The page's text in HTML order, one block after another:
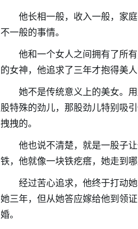
他长相一般，收入一般，家
不一般的事情。
他和一个女人之间拥有了所
的女神，他追求了三年才抱得美
她不是传统意义上的美女。
股特殊的劲儿，那股劲儿特别吸
拽拽的。
他也说不清楚，就是一股子
铁，他就像一块铁疙瘩，她走到哪
经过苦心追求，他终于打动
她三年，但从她答应嫁给他到领
婚。